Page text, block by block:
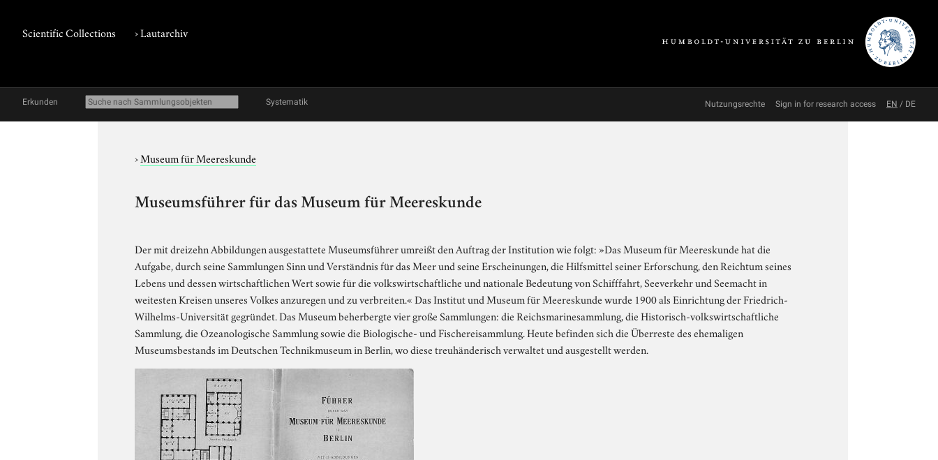
Scientific Collections ›Lautarchiv
Erkunden Systematik Nutzungsrechte Sign in for research access EN / DE
›Museum für Meereskunde
Museumsführer für das Museum für Meereskunde
Der mit dreizehn Abbildungen ausgestattete Museumsführer umreißt den Auftrag der Institution wie folgt: »Das Museum für Meereskunde hat die
Aufgabe, durch seine Sammlungen Sinn und Verständnis für das Meer und seine Erscheinungen, die Hilfsmittel seiner Erforschung, den Reichtum seines
Lebens und dessen wirtschaftlichen Wert sowie für die volkswirtschaftliche und nationale Bedeutung von Schifffahrt, Seeverkehr und Seemacht in
weitesten Kreisen unseres Volkes anzuregen und zu verbreiten.« Das Institut und Museum für Meereskunde wurde 1900 als Einrichtung der Friedrich-
Wilhelms-Universität gegründet. Das Museum beherbergte vier große Sammlungen: die Reichsmarinesammlung, die Historisch-volkswirtschaftliche
Sammlung, die Ozeanologische Sammlung sowie die Biologische- und Fischereisammlung. Heute befinden sich die Überreste des ehemaligen
Museumsbestands im Deutschen Technikmuseum in Berlin, wo diese treuhänderisch verwaltet und ausgestellt werden.